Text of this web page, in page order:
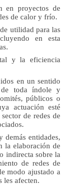
en proyectos de
de calor y frío.
utilidad para las
en esta
y la eficiencia
en un sentido
de toda índole y
públicos o
actuación esté
de redes de
demás entidades,
la elaboración de
indirecta sobre la
de redes de
modo ajustado a
les afecten.